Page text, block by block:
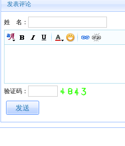
发表评论
姓 名：
验证码：